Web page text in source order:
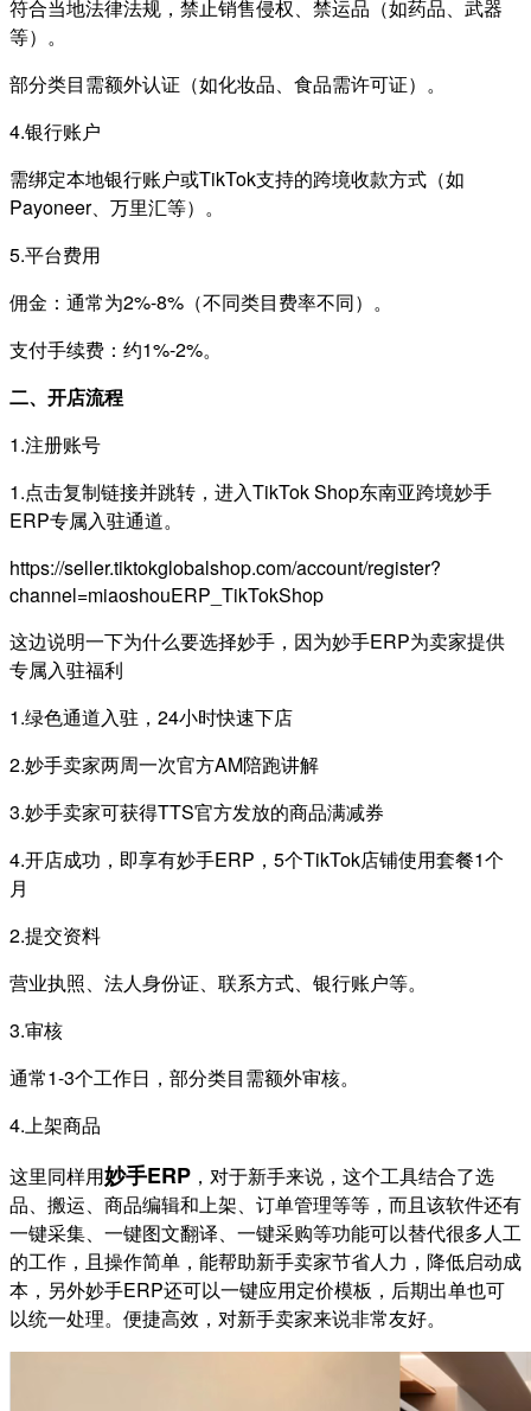
符合当地法律法规，禁止销售侵权、禁运品（如药品、武器
等）。
部分类目需额外认证（如化妆品、食品需许可证）。
4.银行账户
需绑定本地银行账户或TikTok支持的跨境收款方式（如
Payoneer、万里汇等）。
5.平台费用
佣金：通常为2%-8%（不同类目费率不同）。
支付手续费：约1%-2%。
二、开店流程
1.注册账号
1.点击复制链接并跳转，进入TikTok Shop东南亚跨境妙手
ERP专属入驻通道。
https://seller.tiktokglobalshop.com/account/register?
channel=miaoshouERP_TikTokShop
这边说明一下为什么要选择妙手，因为妙手ERP为卖家提供
专属入驻福利
1.绿色通道入驻，24小时快速下店
2.妙手卖家两周一次官方AM陪跑讲解
3.妙手卖家可获得TTS官方发放的商品满减券
4.开店成功，即享有妙手ERP，5个TikTok店铺使用套餐1个
月
2.提交资料
营业执照、法人身份证、联系方式、银行账户等。
3.审核
通常1-3个工作日，部分类目需额外审核。
4.上架商品
这里同样用妙手ERP ，对于新手来说，这个工具结合了选
品、搬运、商品编辑和上架、订单管理等等，而且该软件还有
一键采集、一键图文翻译、一键采购等功能可以替代很多人工
的工作，且操作简单， 能帮助新手卖家节省人力，降低启动成
本，另外妙手ERP还可以一键应用定价模板，后期出单也可
以统一处理。便捷高效，对新手卖家来说非常友好。